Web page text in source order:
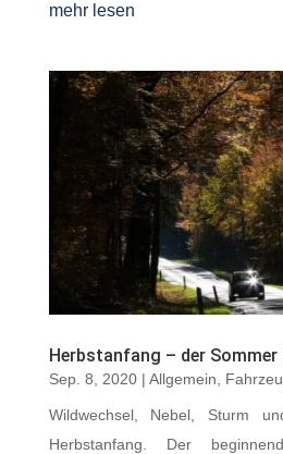
mehr lesen
Herbstanfang – der
Sep. 8, 2020| Allgemein
Wildwechsel, Nebel, Sturm
Herbstanfang. Der